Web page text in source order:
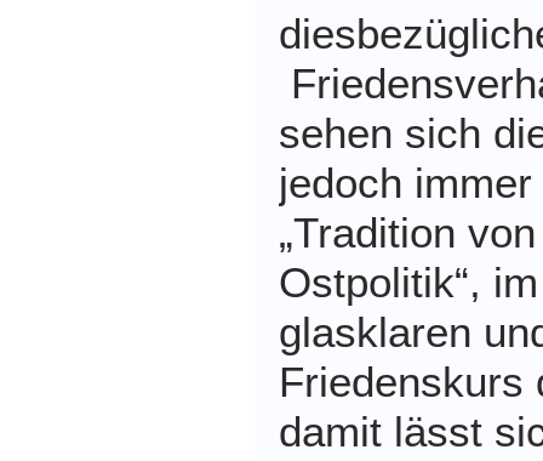
sehen sich
jedoch
„Tradition
Ostpolitik“,
glasklaren
Friedenskurs
damit lässt